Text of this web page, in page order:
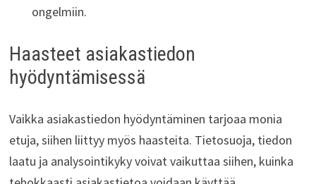
ongelmiin.
Haasteet asiakastiedon
hyödyntämisessä
Vaikka asiakastiedon hyödyntäminen tarjoaa monia
etuja, siihen liittyy myös haasteita. Tietosuoja, tiedon
laatu ja analysointikyky voivat vaikuttaa siihen, kuinka